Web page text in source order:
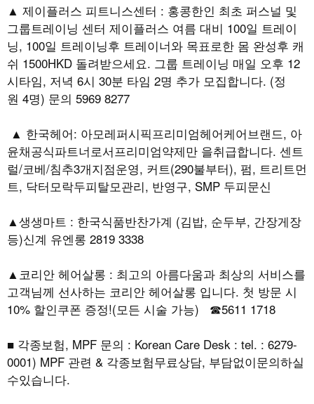
▲ 제이플러스 피트니스센터 : 홍콩한인 최초 퍼스널 및
그룹트레이닝 센터 제이플러스 여름 대비 100일 트레이
닝, 100일 트레이닝후 트레이너와 목표로한 몸 완성후 캐
쉬 1500HKD 돌려받으세요. 그룹 트레이닝 매일 오후 12
시타임, 저녁 6시 30분 타임 2명 추가 모집합니다. (정
원 4명) 문의 5969 8277
▲ 한국헤어: 아모레퍼시픽프리미엄헤어케어브랜드, 아
윤채공식파트너로서프리미엄약제만 을취급합니다. 센트
럴/코베/침추3개지점운영, 커트(290불부터), 펌, 트리트먼
트, 닥터모락두피탈모관리, 반영구, SMP 두피문신
▲생생마트 : 한국식품반찬가계 (김밥, 순두부, 간장게장
등)신계 유엔롱 2819 3338
▲코리안 헤어살롱 : 최고의 아름다움과 최상의 서비스를
고객님께 선사하는 코리안 헤어살롱 입니다. 첫 방문 시
10% 할인쿠폰 증정!(모든 시술 가능) ☎5611 1718
■ 각종보험, MPF 문의 : Korean Care Desk : tel. : 6279-
0001) MPF 관련 & 각종보험무료상담, 부담없이문의하실
수있습니다.